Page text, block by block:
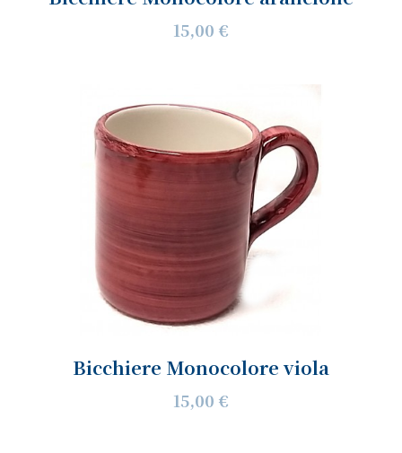
15,00 €
Bicchiere Monocolore viola
15,00 €